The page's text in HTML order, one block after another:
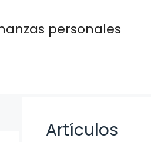
personales
Artículos